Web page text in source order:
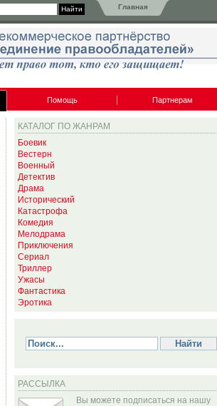
Главная
Помощь Партнерам
КАТАЛОГ ПО ЖАНРАМ
Боевик
Вестерн
Военный
Детектив
Драма
Исторический
Катастрофа
Комедия
Мелодрама
Приключения
Сериал
Триллер
Ужасы
Фантастика
Эротика
РАССЫЛКА
Вы можете подписаться на нашу